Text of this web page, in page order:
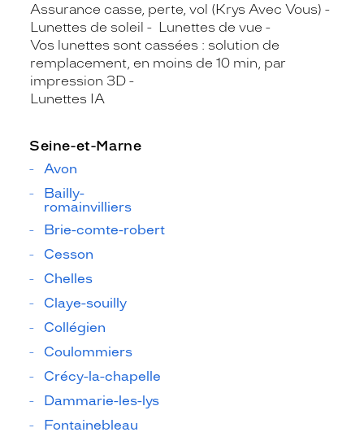
Assurance casse, perte, vol (Krys Avec Vous)
Lunettes de soleil
Lunettes de vue
Vos lunettes sont cassées : solution de
remplacement, en moins de 10 min, par
impression 3D
Lunettes IA
Seine-et-Marne
Avon
Bailly-
romainvilliers
Brie-comte-robert
Cesson
Chelles
Claye-souilly
Collégien
Coulommiers
Crécy-la-chapelle
Dammarie-les-lys
Fontainebleau